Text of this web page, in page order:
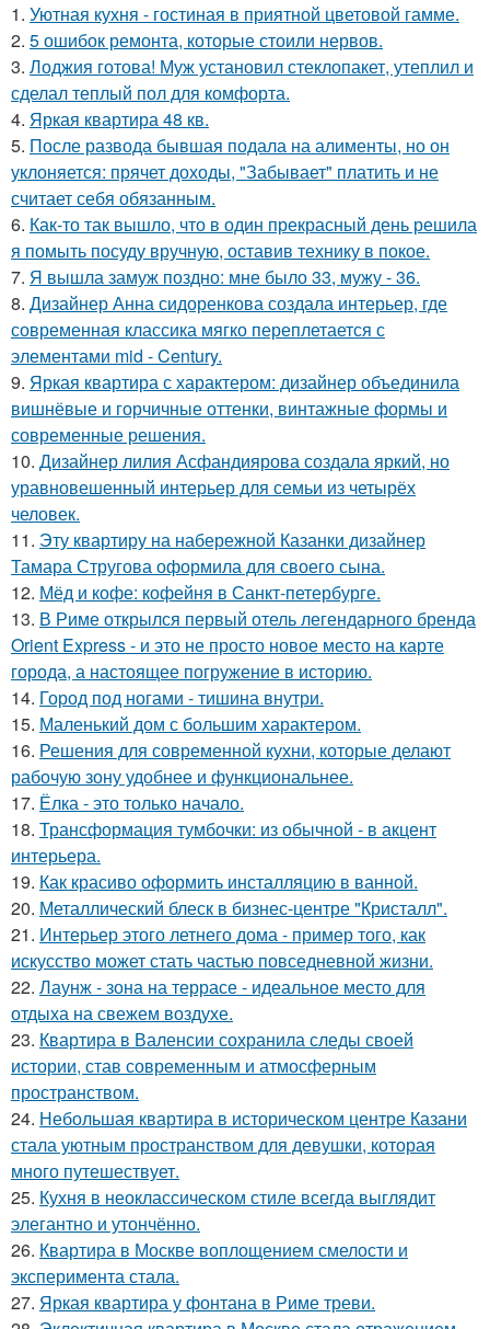
1. Уютная кухня - гостиная в приятной цветовой гамме.
2. 5 ошибок ремонта, которые стоили нервов.
3. Лоджия готова! Муж установил стеклопакет, утеплил и
сделал теплый пол для комфорта.
4. Яркая квартира 48 кв.
5. После развода бывшая подала на алименты, но он
уклоняется: прячет доходы, "Забывает" платить и не
считает себя обязанным.
6. Как-то так вышло, что в один прекрасный день решила
я помыть посуду вручную, оставив технику в покое.
7. Я вышла замуж поздно: мне было 33, мужу - 36.
8. Дизайнер Анна сидоренкова создала интерьер, где
современная классика мягко переплетается с
элементами mid - Century.
9. Яркая квартира с характером: дизайнер объединила
вишнёвые и горчичные оттенки, винтажные формы и
современные решения.
10. Дизайнер лилия Асфандиярова создала яркий, но
уравновешенный интерьер для семьи из четырёх
человек.
11. Эту квартиру на набережной Казанки дизайнер
Тамара Стругова оформила для своего сына.
12. Мёд и кофе: кофейня в Санкт-петербурге.
13. В Риме открылся первый отель легендарного бренда
Orient Express - и это не просто новое место на карте
города, а настоящее погружение в историю.
14. Город под ногами - тишина внутри.
15. Маленький дом с большим характером.
16. Решения для современной кухни, которые делают
рабочую зону удобнее и функциональнее.
17. Ёлка - это только начало.
18. Трансформация тумбочки: из обычной - в акцент
интерьера.
19. Как красиво оформить инсталляцию в ванной.
20. Металлический блеск в бизнес-центре "Кристалл".
21. Интерьер этого летнего дома - пример того, как
искусство может стать частью повседневной жизни.
22. Лаунж - зона на террасе - идеальное место для
отдыха на свежем воздухе.
23. Квартира в Валенсии сохранила следы своей
истории, став современным и атмосферным
пространством.
24. Небольшая квартира в историческом центре Казани
стала уютным пространством для девушки, которая
много путешествует.
25. Кухня в неоклассическом стиле всегда выглядит
элегантно и утончённо.
26. Квартира в Москве воплощением смелости и
эксперимента стала.
27. Яркая квартира у фонтана в Риме треви.